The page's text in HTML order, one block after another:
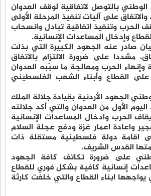
بالتوصل لاتفاقية لوقف العدوان
على آليات تنفيذ المرحلة الأولى
الحرب وتنفيذ اتفاقية تبادل وانسحاب
وإدخال المساعدات الإنسانية.
صادر عنه الجهود الكبيرة التي بذلت
مشددا على ضرورة الالتزام بالاتفاق
وإنهاء الحرب ومعالجة ما سبّبه العدوان
القطاع وأبناء الشعب الفلسطيني
الجهود الأردنية بقيادة جلالة الملك
الأول من العدوان والتي أكد جلالته
الحرب وادخال المساعدات الإنسانية
واعادة اعمار غزة ودفع عجلة السلام
اقامة دولة فلسطينية مستقلة ذات
القدس الشريف.
على ضرورة تكاتف كافة الجهود
إنسانية كافية بشكل فوري للقطاع
يواجهها ابناء القطاع والتي خلفت كارثة